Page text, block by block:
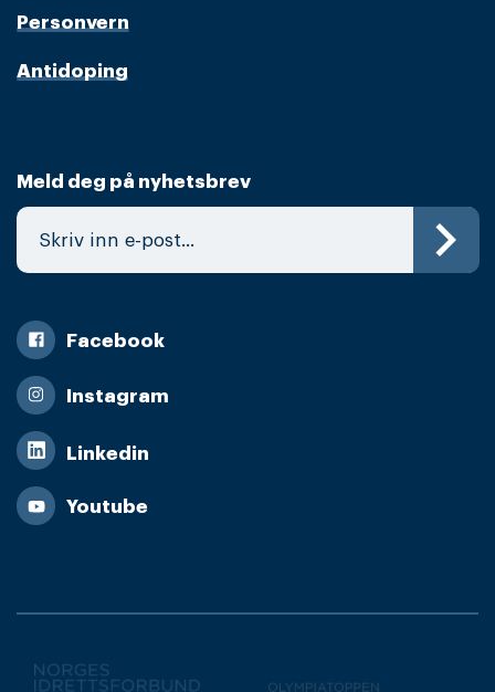
Personvern
Antidoping
Meld deg på nyhetsbrev
Facebook
Instagram
Linkedin
Youtube